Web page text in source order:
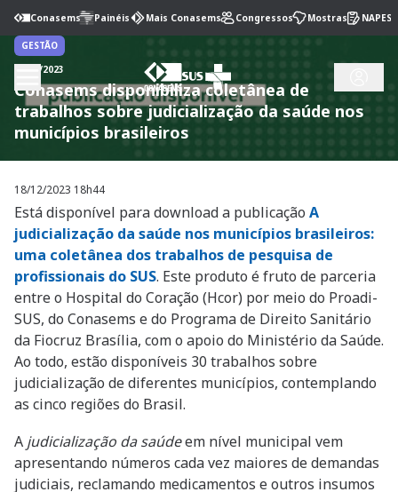
Conasems Painéis Mais Conasems Congressos Mostras NAPES
GESTÃO
18/12/2023
Conasems disponibiliza coletânea de
trabalhos sobre judicialização da saúde nos
municípios brasileiros
18/12/2023 18h44
Está disponível para download a publicação A
judicialização da saúde nos municípios brasileiros:
uma coletânea dos trabalhos de pesquisa de
profissionais do SUS. Este produto é fruto de parceria
entre o Hospital do Coração (Hcor) por meio do Proadi-
SUS, do Conasems e do Programa de Direito Sanitário
da Fiocruz Brasília, com o apoio do Ministério da Saúde.
Ao todo, estão disponíveis 30 trabalhos sobre
judicialização de diferentes municípios, contemplando
as cinco regiões do Brasil.
A judicialização da saúdeem nível municipal vem
apresentando números cada vez maiores de demandas
judiciais, reclamando medicamentos e outros insumos